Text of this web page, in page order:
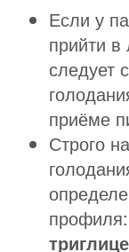
Если у
прийти
следует
приёме
Строго
профиля: